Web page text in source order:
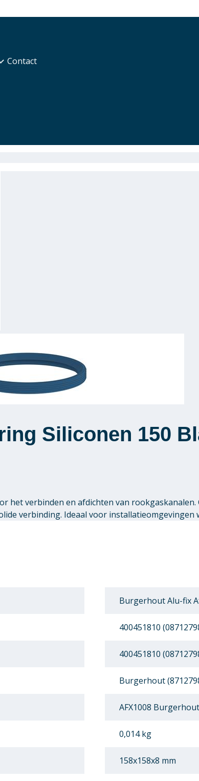
Contact
Siliconen 150
het verbinden en afdichten van
verbinding. Ideaal voor installatieomgevingen
Burgerhout Alu-fix
400451810
400451810
Burgerhout
AFX1008
0,014 kg
158x158x8 mm